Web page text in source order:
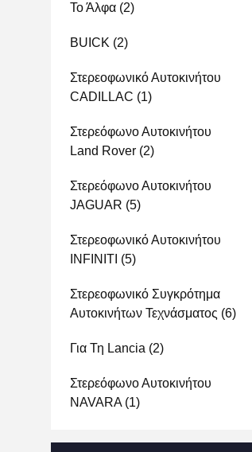
Το Άλφα (2)
BUICK (2)
Στερεοφωνικό Αυτοκινήτου
CADILLAC (1)
Στερεόφωνο Αυτοκινήτου
Land Rover (2)
Στερεόφωνο Αυτοκινήτου
JAGUAR (5)
Στερεοφωνικό Αυτοκινήτου
INFINITI (5)
Στερεοφωνικό Συγκρότημα
Αυτοκινήτων Τεχνάσματος (6)
Για Τη Lancia (2)
Στερεόφωνο Αυτοκινήτου
NAVARA(1)